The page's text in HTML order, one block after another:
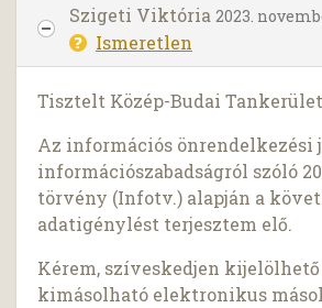
Szigeti Viktória 2023.
Ismeretlen
Tisztelt Közép-Budai
Az információs önrendelkezési
információszabadságról szóló
törvény (Infotv.) alapján a
adatigénylést terjesztem elő.
Kérem, szíveskedjen kijelölhető
kimásolható elektronikus